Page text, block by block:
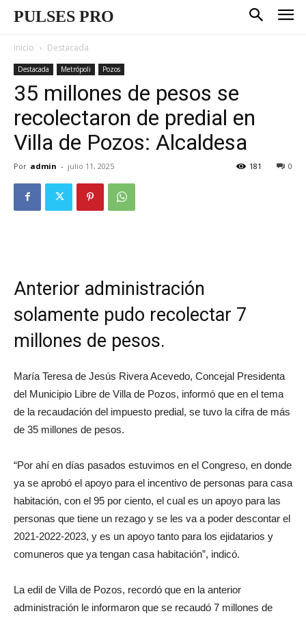
PULSES PRO
Inicio Destacada
Destacada Metrópoli Pozos
35 millones de pesos se
recolectaron de predial en
Villa de Pozos: Alcaldesa
Por admin - julio 11, 2025 0
181
Anterior administración
solamente pudo recolectar 7
millones de pesos.
María Teresa de Jesús Rivera Acevedo, Concejal Presidenta
del Municipio Libre de Villa de Pozos, informó que en el tema
de la recaudación del impuesto predial, se tuvo la cifra de más
de 35 millones de pesos.
“Por ahí en días pasados estuvimos en el Congreso, en donde
ya se aprobó el apoyo para el incentivo de personas para casa
habitación, con el 95 por ciento, el cual es un apoyo para las
personas que tiene un rezago y se les va a poder descontar el
2021-2022-2023, y es un apoyo tanto para los ejidatarios y
comuneros que ya tengan casa habitación”, indicó.
La edil de Villa de Pozos, recordó que en la anterior
administración le informaron que se recaudó 7 millones de